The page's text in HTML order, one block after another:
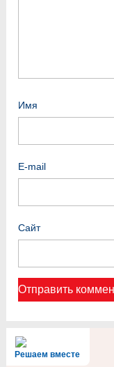
Имя
E-mail
Сайт
Решаем вместе